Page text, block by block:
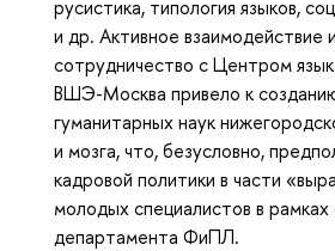
русистика, типология языков,
и др. Активное взаимодействие
сотрудничество с Центром
ВШЭ-Москва привело к
гуманитарных наук
и мозга, что, безусловно,
кадровой политики в части
молодых специалистов в
департамента ФиПЛ.